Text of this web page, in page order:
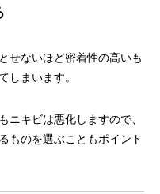
せないほど密着性の高いも
しまいます。
ニキビは悪化しますので、
ものを選ぶこともポイント